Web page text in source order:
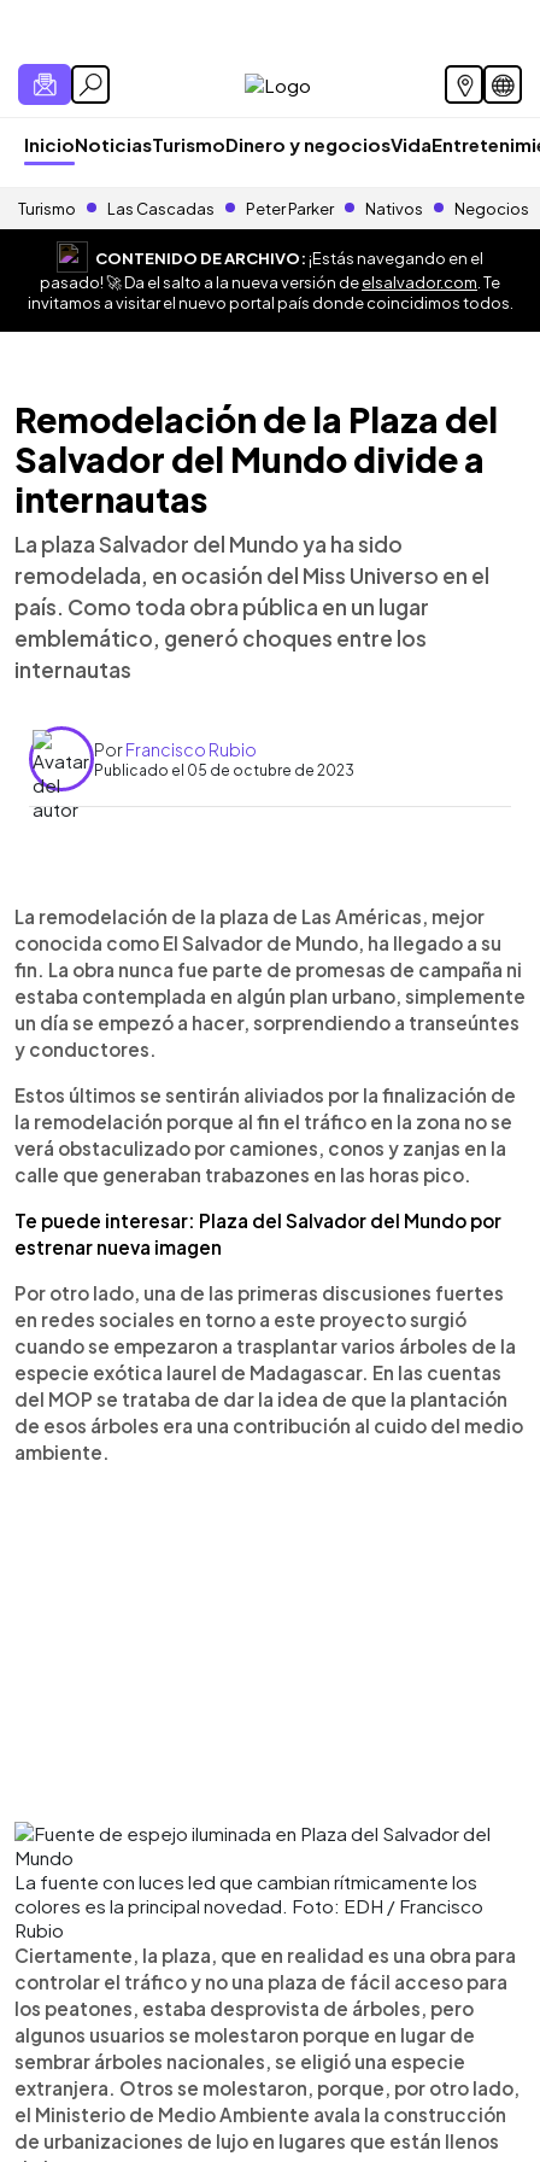
InicioNoticiasTurismoDinero y negociosVida
Turismo Las Cascadas Peter Parker Nativos Negocios
CONTENIDO DE ARCHIVO:¡Estás navegando en el
pasado! 🚀 Da el salto a la nueva versión deelsalvador.com . Te
invitamos a visitar el nuevo portal país donde coincidimos todos.
Remodelación de la Plaza del
Salvador del Mundo divide a
internautas
La plaza Salvador del Mundo ya ha sido
remodelada, en ocasión del Miss Universo en el
país. Como toda obra pública en un lugar
emblemático, generó choques entre los
internautas
PorFrancisco Rubio
Publicado el 05 de octubre de 2023
Escuchar artículo
La remodelación de la plaza de Las Américas, mejor
conocida como El Salvador de Mundo, ha llegado a su
fin. La obra nunca fue parte de promesas de campaña ni
estaba contemplada en algún plan urbano, simplemente
un día se empezó a hacer, sorprendiendo a transeúntes
y conductores.
Estos últimos se sentirán aliviados por la finalización de
la remodelación porque al fin el tráfico en la zona no se
verá obstaculizado por camiones, conos y zanjas en la
calle que generaban trabazones en las horas pico.
Te puede interesar: Plaza del Salvador del Mundo por
estrenar nueva imagen
Por otro lado, una de las primeras discusiones fuertes
en redes sociales en torno a este proyecto surgió
cuando se empezaron a trasplantar varios árboles de la
especie exótica laurel de Madagascar. En las cuentas
del MOP se trataba de dar la idea de que la plantación
de esos árboles era una contribución al cuido del medio
ambiente.
La fuente con luces led que cambian rítmicamente los
colores es la principal novedad. Foto: EDH / Francisco
Rubio
Ciertamente, la plaza, que en realidad es una obra para
controlar el tráfico y no una plaza de fácil acceso para
los peatones, estaba desprovista de árboles, pero
algunos usuarios se molestaron porque en lugar de
sembrar árboles nacionales, se eligió una especie
extranjera. Otros se molestaron, porque, por otro lado,
el Ministerio de Medio Ambiente avala la construcción
de urbanizaciones de lujo en lugares que están llenos